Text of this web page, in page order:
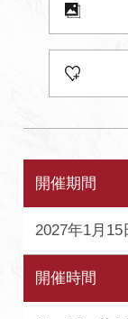
開催期間
2027年1月
開催時間